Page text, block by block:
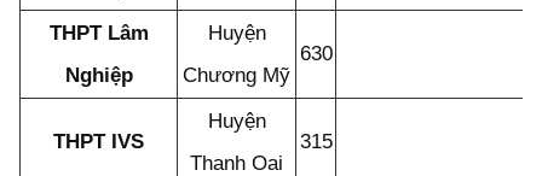
THPT Lâm
Nghiệp
Huyện
Chương Mỹ
630
THPT IVS
Huyện
Thanh Oai
315